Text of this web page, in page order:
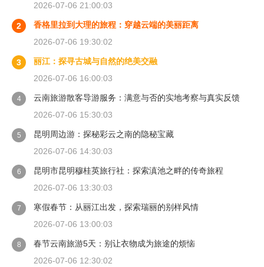
2026-07-06 21:00:03
2
香格里拉到大理的旅程：穿越云端的美丽距离
2026-07-06 19:30:02
3
丽江：探寻古城与自然的绝美交融
2026-07-06 16:00:03
4
云南旅游散客导游服务：满意与否的实地考察与真实反馈
2026-07-06 15:30:03
5
昆明周边游：探秘彩云之南的隐秘宝藏
2026-07-06 14:30:03
6
昆明市昆明穆桂英旅行社：探索滇池之畔的传奇旅程
2026-07-06 13:30:03
7
寒假春节：从丽江出发，探索瑞丽的别样风情
2026-07-06 13:00:03
8
春节云南旅游5天：别让衣物成为旅途的烦恼
2026-07-06 12:30:02